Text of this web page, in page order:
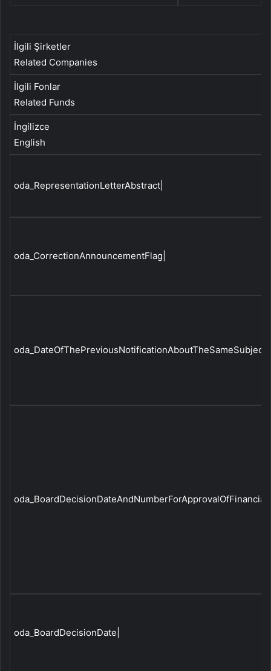
İlgili Şirketler
Related Companies
İlgili Fonlar
Related Funds
İngilizce
English
oda_RepresentationLetterAbstract|
oda_CorrectionAnnouncementFlag|
oda_DateOfThePreviousNotificationAboutTheSameSubject|
oda_BoardDecisionDate|